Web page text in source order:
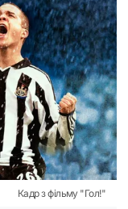
Кадр з фільму "Гол!"